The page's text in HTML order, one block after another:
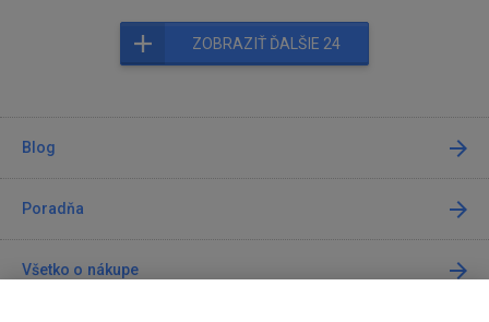
ZOBRAZIŤ ĎALŠIE 24
Blog
Poradňa
Všetko o nákupe